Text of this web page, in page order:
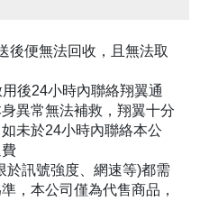
後便無法回收，且無法取
後24小時內聯絡翔翼通
異常無法補救，翔翼十分
未於24小時內聯絡本公
於訊號強度、網速等)都需
，本公司僅為代售商品，